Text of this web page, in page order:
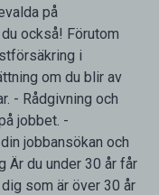
på
också! Förutom
i
om du blir av
- Rådgivning och
jobbet. -
jobbansökan och
Är du under 30 år får
som är över 30 år